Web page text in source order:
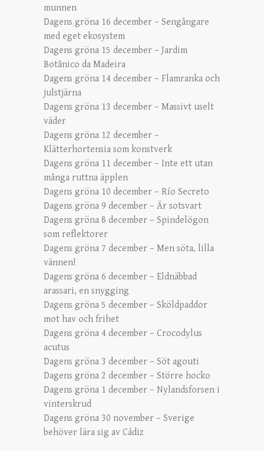
munnen
Dagens gröna 16 december – Sengångare
med eget ekosystem
Dagens gröna 15 december – Jardim
Botânico da Madeira
Dagens gröna 14 december – Flamranka och
julstjärna
Dagens gröna 13 december – Massivt uselt
väder
Dagens gröna 12 december –
Klätterhortensia som konstverk
Dagens gröna 11 december – Inte ett utan
många ruttna äpplen
Dagens gröna 10 december – Río Secreto
Dagens gröna 9 december – Är sotsvart
Dagens gröna 8 december – Spindelögon
som reflektorer
Dagens gröna 7 december – Men söta, lilla
vännen!
Dagens gröna 6 december – Eldnäbbad
arassari, en snygging
Dagens gröna 5 december – Sköldpaddor
mot hav och frihet
Dagens gröna 4 december – Crocodylus
acutus
Dagens gröna 3 december – Söt agouti
Dagens gröna 2 december – Större hocko
Dagens gröna 1 december – Nylandsforsen i
vinterskrud
Dagens gröna 30 november – Sverige
behöver lära sig av Cádiz